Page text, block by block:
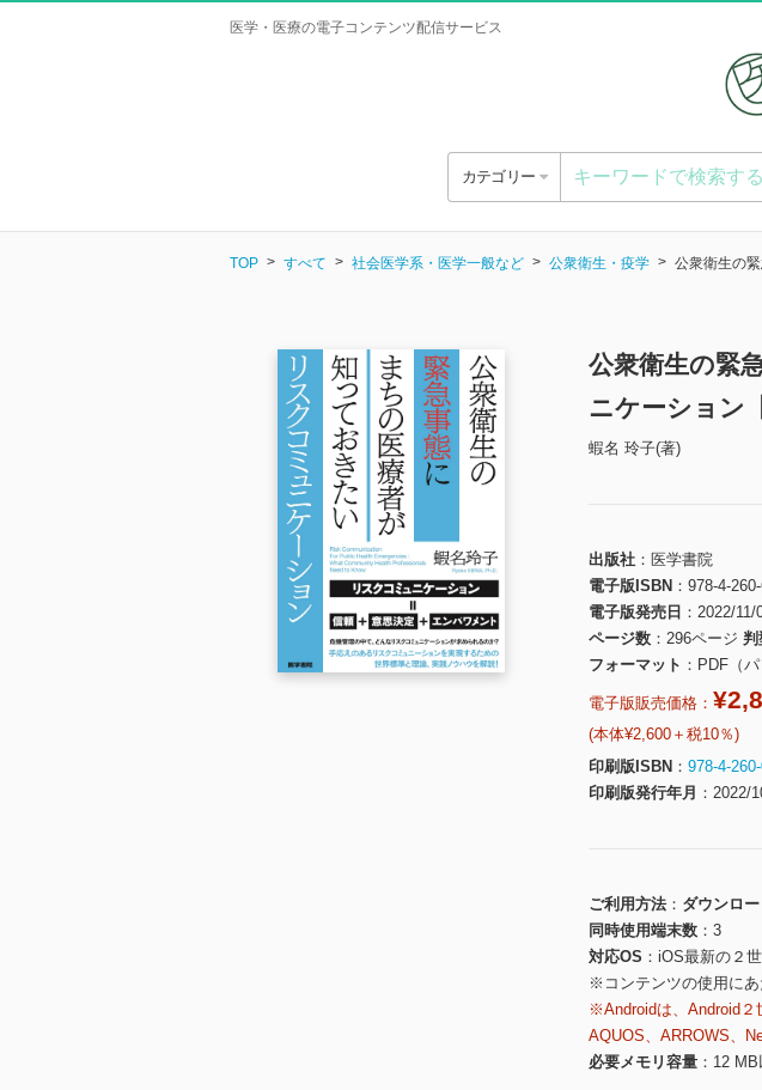
医学・医療の電子コンテンツ配信サービス
カテゴリー
TOP すべて 社会医学系・医学一般など 公衆衛生・疫学 公衆衛生の
公衆衛生の緊
ニケーション
蝦名 玲子(著)
出版社
医学書院
電子版ISBN
978-4-
電子版発売日
2022/11/
ページ数
296ページ 判
フォーマット
PDF（
電子版販売価格：
(本体¥2,600＋税10％)
印刷版ISBN
978-4-
印刷版発行年月
2022/
ご利用方法
ダウンロ
同時使用端末数
3
対応OS
iOS最新の２
※コンテンツの使用に
※Androidは、Android２
AQUOS、ARROWS、
必要メモリ容量
12 MB